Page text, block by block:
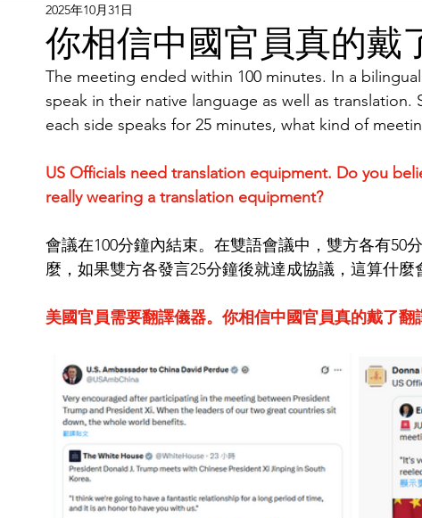
China - Taiwan | 中國臺灣
Satanic Cabals | 撒旦集團 USA | 美國 Pandemic &
你相信中國官員真的戴
2025年10月31日
The meeting ended within 100 minutes. In a
speak in their native language as well as
each side speaks for 25 minutes, what kind of
US Officials need translation equipment. Do you
really wearing a translation equipment?
會議在100分鐘內結束。在雙語會議中，雙方各有50
麼，如果雙方各發言25分鐘後就達成協議，這算什麼
美國官員需要翻譯儀器。你相信中國官員真的戴了翻